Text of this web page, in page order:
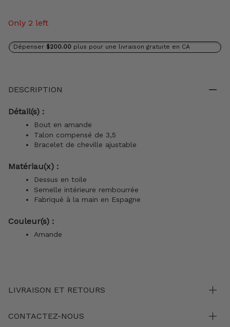
Only 2 left
Dépenser $200.00 plus pour une livraison gratuite en CA
DESCRIPTION
Détail(s) :
Bout en amande
Talon compensé de 3,5
Bracelet de cheville ajustable
Matériau(x) :
Dessus en toile
Semelle intérieure rembourrée
Fabriqué à la main en Espagne
Couleur(s) :
Amande
LIVRAISON ET RETOURS
CONTACTEZ-NOUS